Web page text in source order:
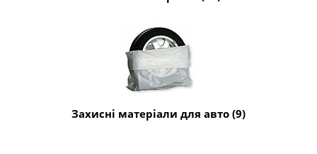
Захисні матеріали для авто (9)